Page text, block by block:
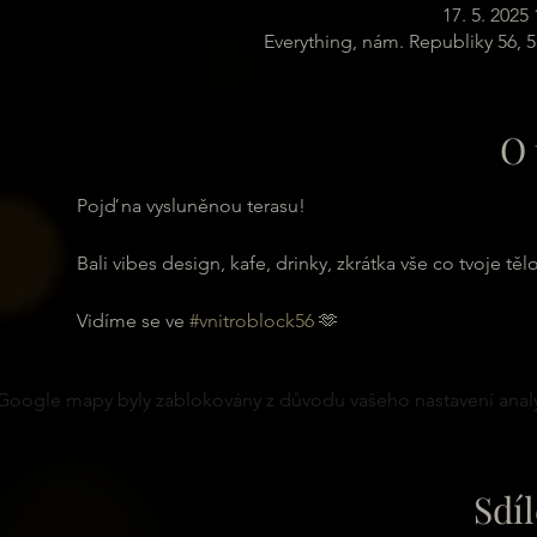
17. 5. 2025
Everything, nám. Republiky 56,
Pojď na vysluněnou terasu!
Bali vibes design, kafe, drinky, zkrátka vše co tvoje
Vidíme se ve #vnitroblock56 🫶
mapy byly zablokovány z důvodu vašeho nastavení